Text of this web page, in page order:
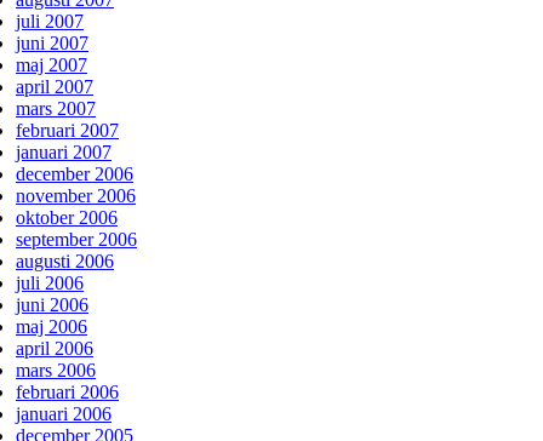
juli 2007
juni 2007
maj 2007
april 2007
mars 2007
februari 2007
januari 2007
december 2006
november 2006
oktober 2006
september 2006
augusti 2006
juli 2006
juni 2006
maj 2006
april 2006
mars 2006
februari 2006
januari 2006
december 2005